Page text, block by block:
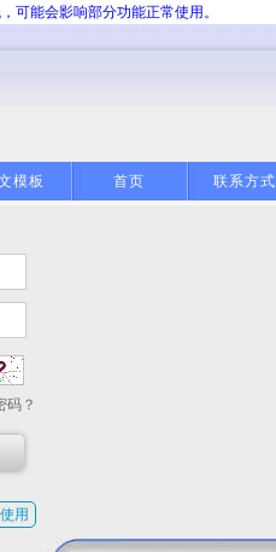
可能会影响部分功能正常使用。
模板 首页 联系方式
码？
用